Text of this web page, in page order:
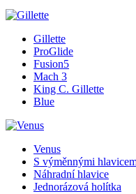
Gillette
ProGlide
Fusion5
Mach 3
King C. Gillette
Blue
Venus
S výměnnými
Náhradní hlavice
Jednorázová holítka